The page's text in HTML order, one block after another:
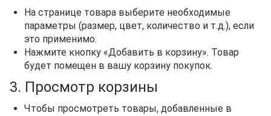
На странице товара выберите необходимые
параметры (размер, цвет, количество и т.д.), если
это применимо.
Нажмите кнопку «Добавить в корзину». Товар
будет помещен в вашу корзину покупок.
3. Просмотр корзины
Чтобы просмотреть товары, добавленные в